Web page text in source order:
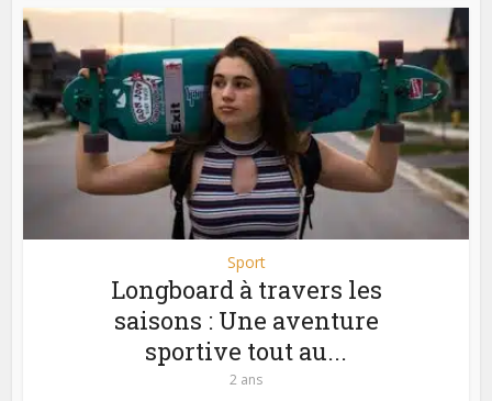
Sport
Longboard à travers les
saisons : Une aventure
sportive tout au...
2 ans